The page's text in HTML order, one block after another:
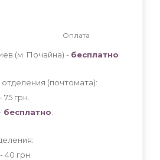
Оплата
(м. Почайна) - бесплатно
(почтомата):
75 грн
бесплатно
40 грн